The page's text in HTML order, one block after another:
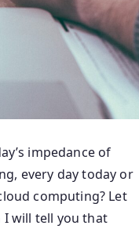
impedance of
every day today or
computing? Let
I will tell you that